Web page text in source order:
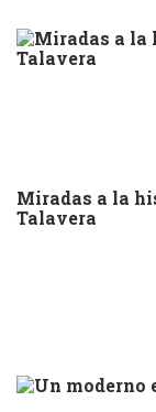
Miradas a la
Talavera